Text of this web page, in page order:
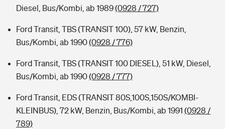
Diesel, Bus/Kombi, ab 1989(0928 / 727)
Ford Transit, TBS (TRANSIT 100), 57 kW, Benzin,
Bus/Kombi, ab 1990(0928 / 776)
Ford Transit, TBS (TRANSIT 100 DIESEL), 51 kW, Diesel,
Bus/Kombi, ab 1990(0928 / 777)
Ford Transit, EDS (TRANSIT 80S,100S,150S/KOMBI-
KLEINBUS), 72 kW, Benzin, Bus/Kombi, ab 1991 (0928 /
789)